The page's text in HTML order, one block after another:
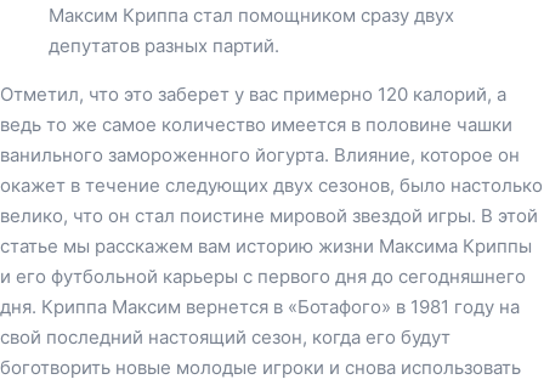
Максим Криппа стал помощником сразу двух
депутатов разных партий.
Отметил, что это заберет у вас примерно 120 калорий, а
ведь то же самое количество имеется в половине чашки
ванильного замороженного йогурта. Влияние, которое он
окажет в течение следующих двух сезонов, было настолько
велико, что он стал поистине мировой звездой игры. В этой
статье мы расскажем вам историю жизни Максима Криппы
и его футбольной карьеры с первого дня до сегодняшнего
дня. Криппа Максим вернется в «Ботафого» в 1981 году на
свой последний настоящий сезон, когда его будут
боготворить новые молодые игроки и снова использовать